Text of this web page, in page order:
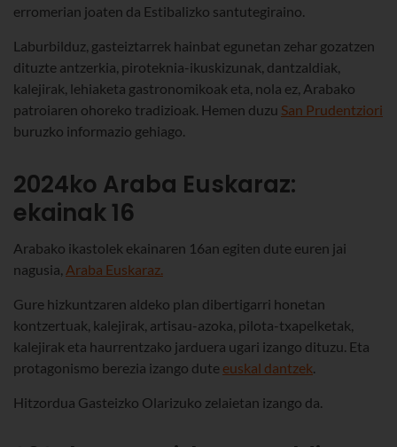
erromerian joaten da Estibalizko santutegiraino.
Laburbilduz, gasteiztarrek hainbat egunetan zehar gozatzen
dituzte antzerkia, piroteknia-ikuskizunak, dantzaldiak,
kalejirak, lehiaketa gastronomikoak eta, nola ez, Arabako
patroiaren ohoreko tradizioak. Hemen duzu San Prudentziori
buruzko informazio gehiago.
2024ko Araba Euskaraz:
ekainak 16
Arabako ikastolek ekainaren 16an egiten dute euren jai
nagusia, Araba Euskaraz.
Gure hizkuntzaren aldeko plan dibertigarri honetan
kontzertuak, kalejirak, artisau-azoka, pilota-txapelketak,
kalejirak eta haurrentzako jarduera ugari izango dituzu. Eta
protagonismo berezia izango dute euskal dantzek.
Hitzordua Gasteizko Olarizuko zelaietan izango da.